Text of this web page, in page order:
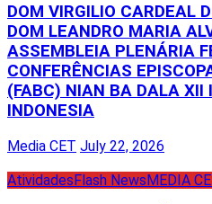
DOM VIRGILIO CARDEAL
DOM LEANDRO MARIA
ASSEMBLEIA PLENÁRIA
CONFERÊNCIAS
(FABC) NIAN BA DALA
INDONESIA
Media CET July 22, 2026
AtividadesFlash NewsMEDIA